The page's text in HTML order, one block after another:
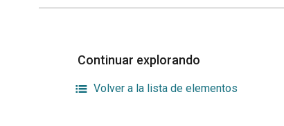
Continuar explorando
Volver a la lista de elementos